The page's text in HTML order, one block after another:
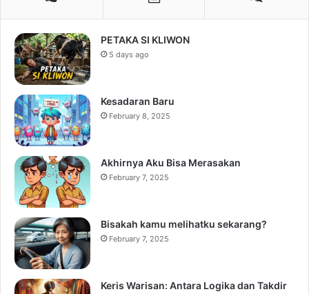
PETAKA SI KLIWON
5 days ago
Kesadaran Baru
February 8, 2025
Akhirnya Aku Bisa Merasakan
February 7, 2025
Bisakah kamu melihatku sekarang?
February 7, 2025
Keris Warisan: Antara Logika dan Takdir